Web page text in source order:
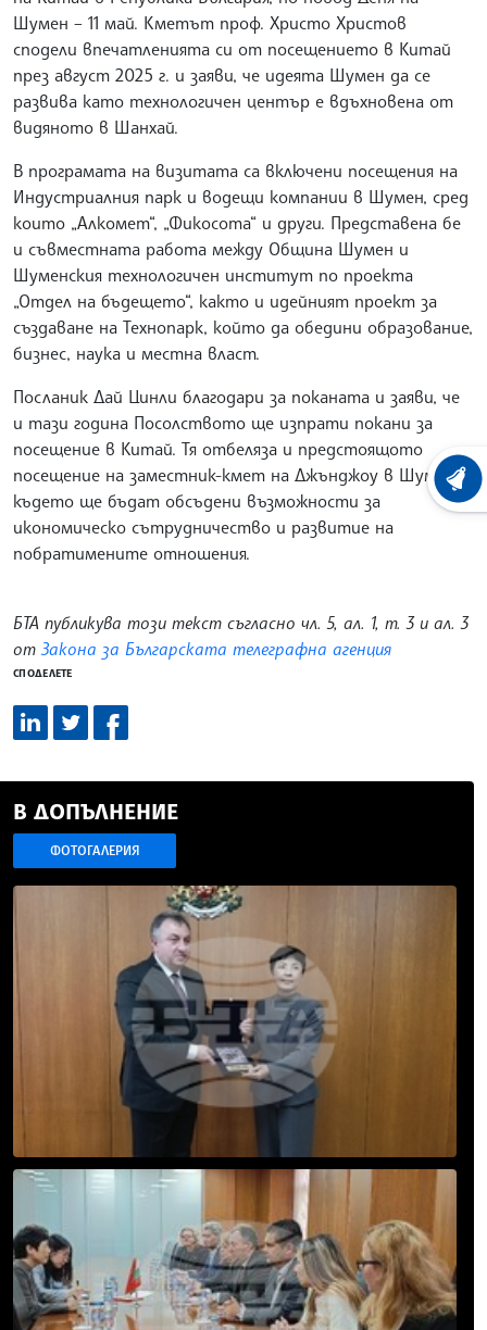
Шумен – 11 май. Кметът проф. Христо Христов
сподели впечатленията си от посещението в Китай
през август 2025 г. и заяви, че идеята Шумен да се
развива като технологичен център е вдъхновена от
видяното в Шанхай.
В програмата на визитата са включени посещения на
Индустриалния парк и водещи компании в Шумен, сред
които „Алкомет“, „Фикосота“ и други. Представена бе
и съвместната работа между Община Шумен и
Шуменския технологичен институт по проекта
„Отдел на бъдещето“, както и идейният проект за
създаване на Технопарк, който да обедини образование,
бизнес, наука и местна власт.
Посланик Дай Цинли благодари за поканата и заяви, че
и тази година Посолството ще изпрати покани за
посещение в Китай. Тя отбеляза и предстоящото
посещение на заместник-кмет на Джънджоу в Шумен,
където ще бъдат обсъдени възможности за
икономическо сътрудничество и развитие на
побратимените отношения.
БТА публикува този текст съгласно чл. 5, ал. 1, т. 3 и ал. 3
отЗакона за Българската телеграфна агенция
СПОДЕЛЕТЕ
В ДОПЪЛНЕНИЕ
ФОТОГАЛЕРИЯ